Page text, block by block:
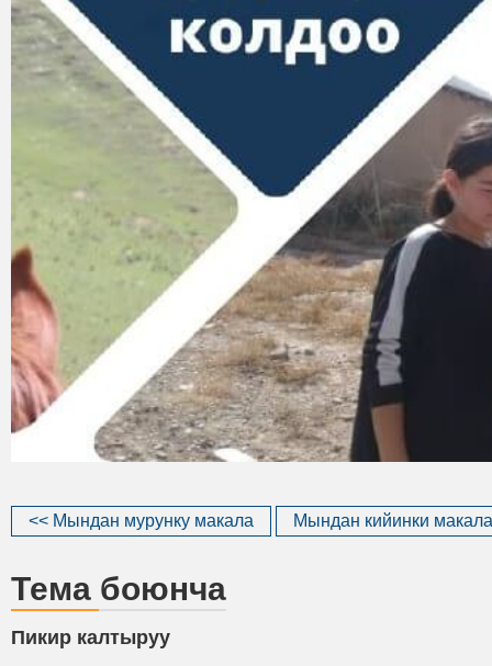
<< Мындан мурунку макала Мындан кийинки
Тема боюнча
Пикир калтыруу